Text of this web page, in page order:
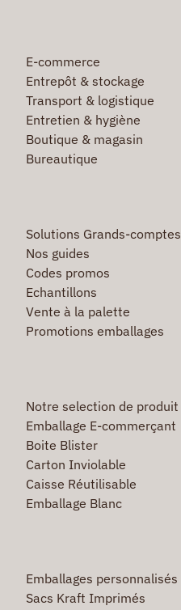
E-commerce
Entrepôt & stockage
Transport & logistique
Entretien & hygiène
Boutique & magasin
Bureautique
Solutions Grands-comptes
Nos guides
Codes promos
Echantillons
Vente à la palette
Promotions emballages
Notre selection de produit
Emballage E-commerçant
Boite Blister
Carton Inviolable
Caisse Réutilisable
Emballage Blanc
Emballages personnalisés
Sacs Kraft Imprimés